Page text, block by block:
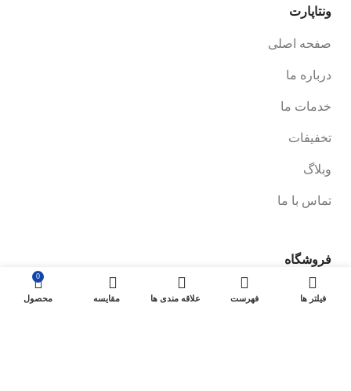
ونتاپارت
صفحه اصلی
درباره ما
خدمات ما
تخفیفات
وبلاگ
تماس با ما
فروشگاه
صفحه فروشگاه
فیلتر ها فهرست علاقه مندی ها مقایسه
0
محصول